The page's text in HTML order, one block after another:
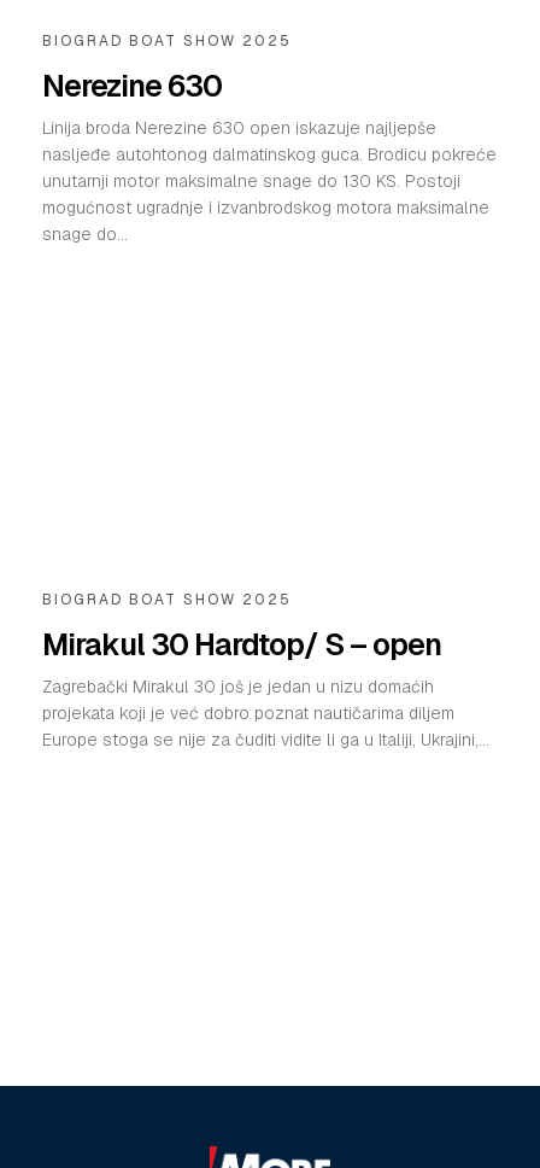
BIOGRAD BOAT SHOW 2025
Nerezine 630
Linija broda Nerezine 630 open iskazuje najljepše
nasljeđe autohtonog dalmatinskog guca. Brodicu pokreće
unutarnji motor maksimalne snage do 130 KS. Postoji
mogućnost ugradnje i izvanbrodskog motora maksimalne
snage do...
BIOGRAD BOAT SHOW 2025
Mirakul 30 Hardtop/ S – open
Zagrebački Mirakul 30 još je jedan u nizu domaćih
projekata koji je već dobro poznat nautičarima diljem
Europe stoga se nije za čuditi vidite li ga u Italiji, Ukrajini,...